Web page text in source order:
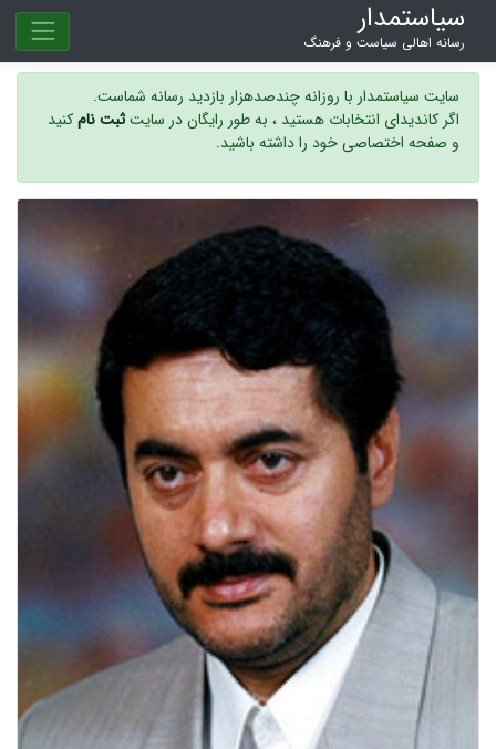
سیاستمدار
رسانه اهالی سیاست و فرهنگ
سایت سیاستمدار با روزانه چندصدهزار بازدید رسانه شماست.
اگر کاندیدای انتخابات هستید ، به طور رایگان در سایتثبت نامکنید
و صفحه اختصاصی خود را داشته باشید.